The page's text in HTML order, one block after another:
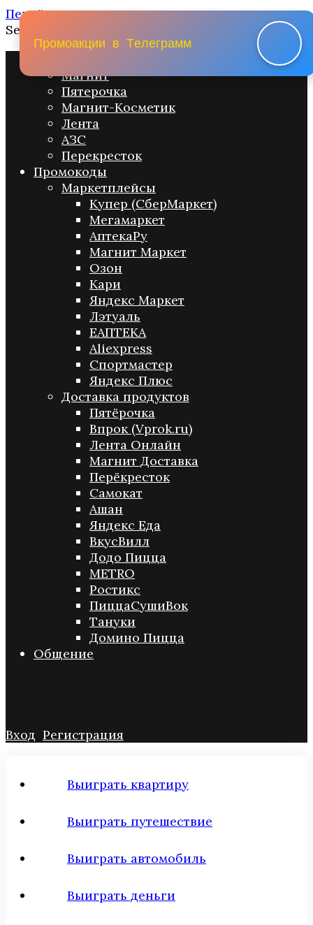
Перейти к содержанию
Search for:
Магнит
Пятерочка
Магнит-Косметик
Лента
АЗС
Перекресток
Промокоды
Маркетплейсы
Купер (СберМаркет)
Мегамаркет
АптекаРу
Магнит Маркет
Озон
Кари
Яндекс Маркет
Лэтуаль
ЕАПТЕКА
Aliexpress
Спортмастер
Яндекс Плюс
Доставка продуктов
Пятёрочка
Впрок (Vprok.ru)
Лента Онлайн
Магнит Доставка
Перёкресток
Самокат
Ашан
Яндекс Еда
ВкусВилл
Додо Пицца
METRO
Ростикс
ПиццаСушиВок
Тануки
Домино Пицца
Общение
Вход Регистрация
Выиграть квартиру
Выиграть путешествие
Выиграть автомобиль
Выиграть деньги
Промоакции в Телеграмм